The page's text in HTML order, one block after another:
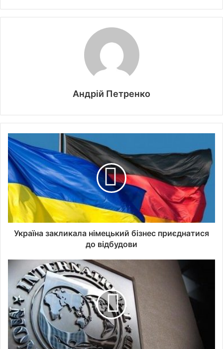
Андрій Петренко
Україна закликала німецький бізнес приєднатися
до відбудови